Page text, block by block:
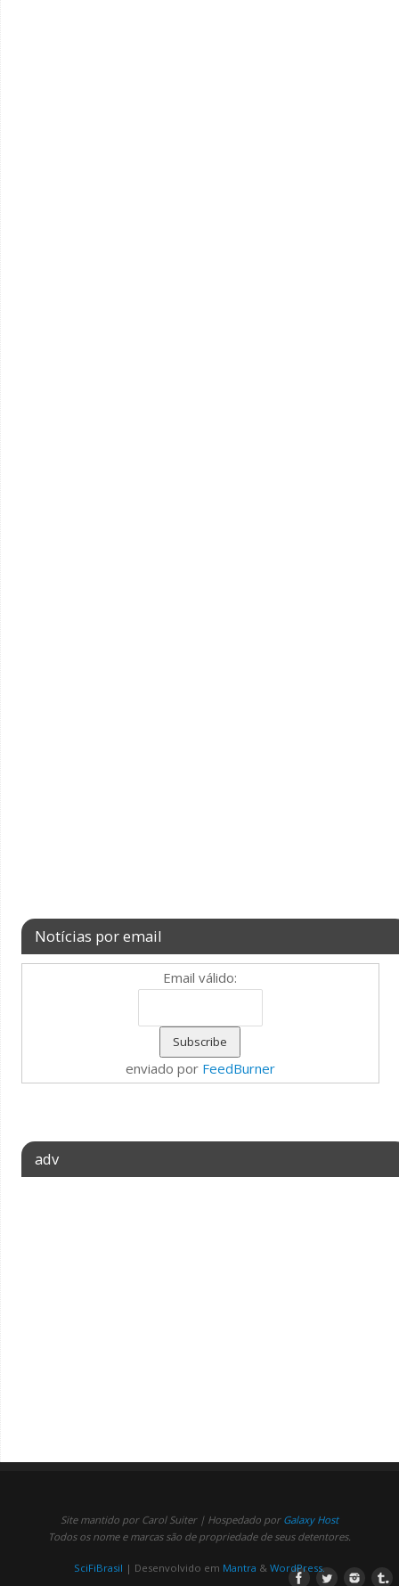
Notícias por email
Email válido:
enviado porFeedBurner
adv
Site mantido por Carol Suiter | Hospedado por Galaxy Host
Todos os nome e marcas são de propriedade de seus detentores.
SciFiBrasil | Desenvolvido em Mantra & WordPress.